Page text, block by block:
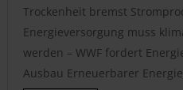
Trockenheit bremst
Energieversorgung muss
werden – WWF fordert
Ausbau Erneuerbarer